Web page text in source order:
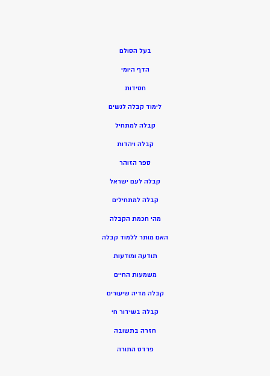
בעל הסולם
הדף היומי
חסידות
לימוד קבלה לנשים
קבלה למתחיל
קבלה ויהדות
ספר הזוהר
קבלה לעם ישראל
קבלה למתחילים
מהי חכמת הקבלה
האם מותר ללמוד קבלה
תודעה ומודעות
משמעות החיים
קבלה מדיה שיעורים
קבלה בשידור חי
חזרה בתשובה
פרדס התורה